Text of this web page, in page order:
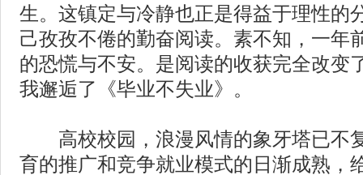
生。这镇定与冷静也正是得益于理性的
己孜孜不倦的勤奋阅读。素不知，一年
的恐慌与不安。是阅读的收获完全改变
我邂逅了《毕业不失业》。
高校校园，浪漫风情的象牙塔已不
育的推广和竞争就业模式的日渐成熟，